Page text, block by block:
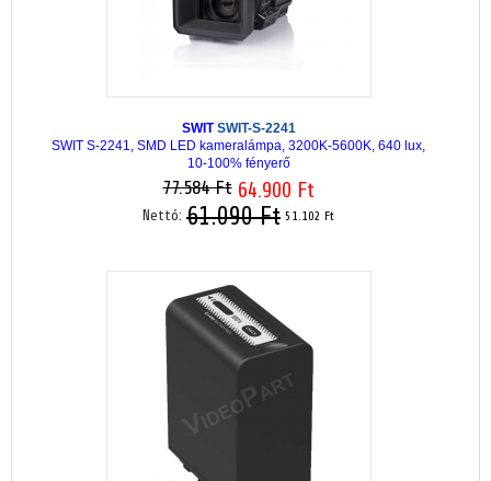
SWITSWIT-S-2241
SWIT S-2241, SMD LED kameralámpa, 3200K-5600K, 640 lux,
10-100% fényerő
77.584 Ft 64.900 Ft
Nettó: 61.090 Ft 51.102 Ft